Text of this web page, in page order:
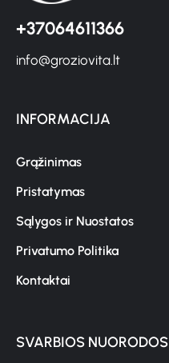
+37064611366
info@groziovita.lt
INFORMACIJA
Grąžinimas
Pristatymas
Sąlygos ir Nuostatos
Privatumo Politika
Kontaktai
SVARBIOS NUORODOS